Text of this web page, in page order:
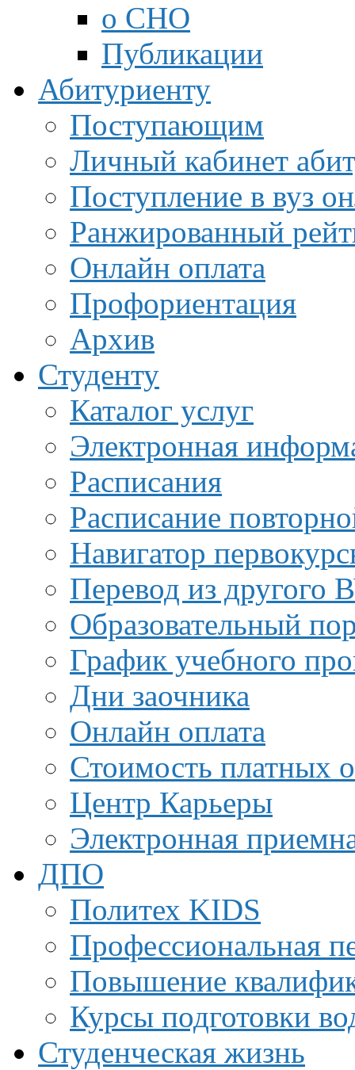
о СНО
Публикации
Абитуриенту
Поступающим
Личный кабинет
Поступление в вуз
Ранжированный
Онлайн оплата
Профориентация
Архив
Студенту
Каталог услуг
Электронная
Расписания
Расписание
Навигатор
Перевод из другого
Образовательный
График учебного
Дни заочника
Онлайн оплата
Стоимость платных
Центр Карьеры
Электронная
ДПО
Политех KIDS
Профессиональная
Повышение
Курсы подготовки
Студенческая жизнь